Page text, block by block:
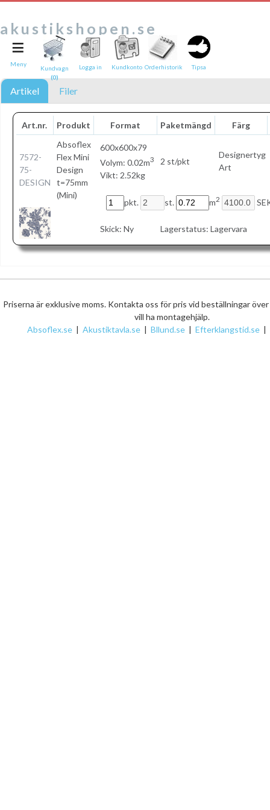
akustikshopen.se
Artikel Filer
Art.nr. Produkt Format Paketmängd Färg
7572-
75-
DESIGN
Absoflex
Flex Mini
Design
t=75mm
(Mini)
600x600x79
Volym: 0.02m3
Vikt: 2.52kg
2 st/pkt
Designertyg
Art
pkt. st. m2
Skick: Ny Lagerstatus: Lagervara
≡
Meny
Kundvagn
(0)
Logga in Kundkonto Orderhistorik Tipsa
Priserna är exklusive moms. Kontakta oss för pris vid beställningar
vill ha montagehjälp.
Absoflex.se | Akustiktavla.se | Bllund.se | Efterklangstid.se |
Tipsa en vän:
e-post*
Text
Länken ovan kommer att bakas in i ditt tips!